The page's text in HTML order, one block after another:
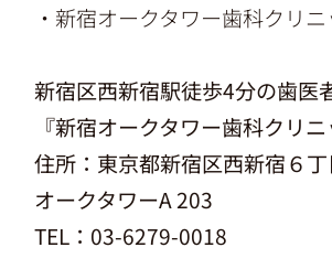
・ 新宿オークタワー歯科クリニ
新宿区西新宿駅徒歩4分の歯医
『新宿オークタワー歯科クリ
住所： 東京都新宿区西新宿６
オークタワーA 203
TEL：03-6279-0018